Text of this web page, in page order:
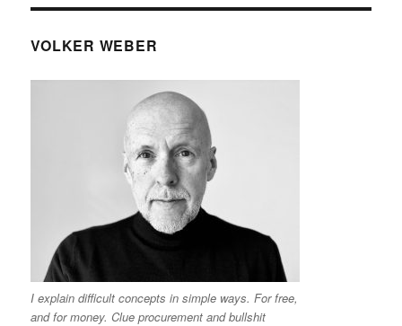
VOLKER WEBER
I explain difficult concepts in simple ways. For free,
and for money. Clue procurement and bullshit